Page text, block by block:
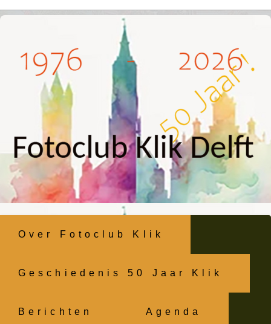
Over Fotoclub Klik
Geschiedenis 50 Jaar Klik
Berichten Agenda